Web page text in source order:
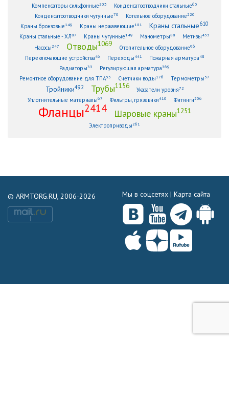
Компенсаторы сильфонные 203 Конденсатоотводчики стальные63
Конденсатоотводчики чугунные70 Котельное оборудование 220
Краны бронзовые149 Краны нержавеющие181 Краны стальные610
Краны стальные - ХЛ87 Краны чугунные149 Манометры88 Метизы433
Насосы 247 Отводы1069 Отопительное оборудование96
Переключающие устройства46 Переходы441 Пожарная арматура48
Радиаторы33 Регулирующая арматура369
Ремонтное оборудование для ТПА53 Счетчики воды176 Термометры 57
Тройники492 Трубы1156 Указатели уровня72
Уплотнительные материалы67 Фильтры, грязевики410 Фитинги 206
Фланцы2414 Шаровые краны1251
Электроприводы 261
© ARMTORG.RU, 2006-2026 Мы в соцсетях | Карта сайта